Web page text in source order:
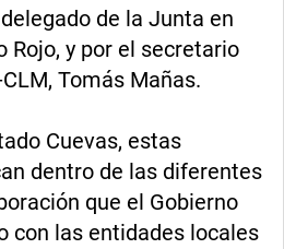
de la Junta en
Rojo, y por el secretario
Tomás Mañas.
Cuevas, estas
dentro de las diferentes
que el Gobierno
con las entidades locales